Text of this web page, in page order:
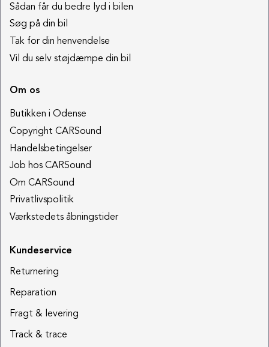
Sådan får du bedre lyd i bilen
Søg på din bil
Tak for din henvendelse
Vil du selv støjdæmpe din bil
Om os
Butikken i Odense
Copyright CARSound
Handelsbetingelser
Job hos CARSound
Om CARSound
Privatlivspolitik
Værkstedets åbningstider
Kundeservice
Returnering
Reparation
Fragt & levering
Track & trace